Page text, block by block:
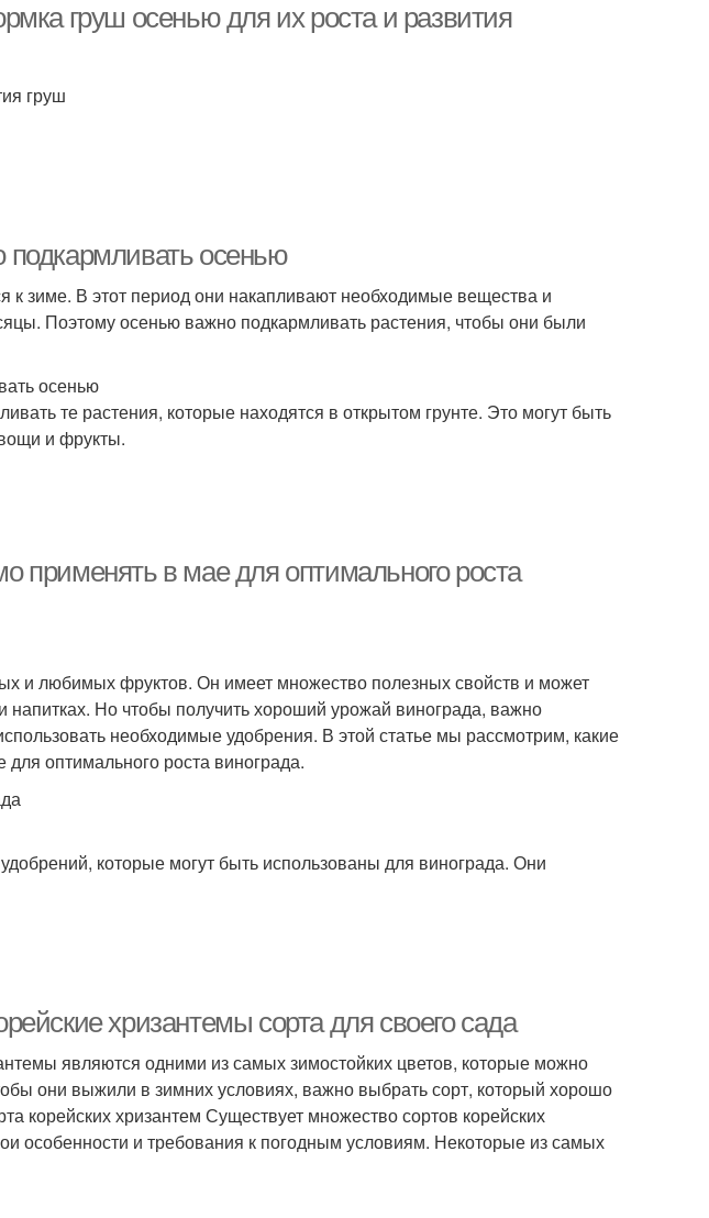
груш осенью для их роста и развития
груш
подкармливать осенью
к зиме. В этот период они накапливают необходимые вещества и
Поэтому осенью важно подкармливать растения, чтобы они были
осенью
те растения, которые находятся в открытом грунте. Это могут быть
и фрукты.
применять в мае для оптимального роста
и любимых фруктов. Он имеет множество полезных свойств и может
напитках. Но чтобы получить хороший урожай винограда, важно
необходимые удобрения. В этой статье мы рассмотрим, какие
оптимального роста винограда.
которые могут быть использованы для винограда. Они
хризантемы сорта для своего сада
являются одними из самых зимостойких цветов, которые можно
они выжили в зимних условиях, важно выбрать сорт, который хорошо
корейских хризантем Существует множество сортов корейских
особенности и требования к погодным условиям. Некоторые из самых